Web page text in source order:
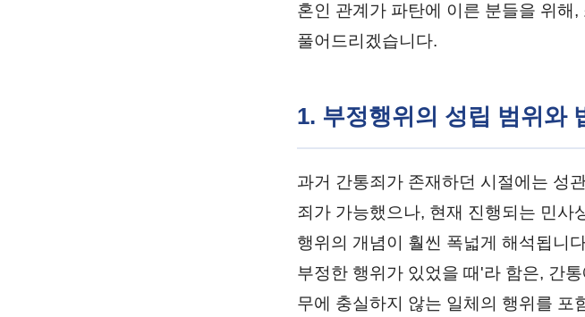
혼인 관계가 파탄에 이른 분들을 위해
풀어드리겠습니다.
1. 부정행위의 성립 범위와
과거 간통죄가 존재하던 시절에는 성
죄가 가능했으나, 현재 진행되는 민사
행위의 개념이 훨씬 폭넓게 해석됩니
부정한 행위가 있었을 때'라 함은, 간
무에 충실하지 않는 일체의 행위를 포